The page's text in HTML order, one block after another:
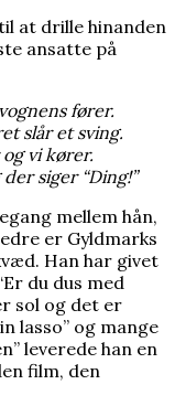
at drille hinanden
ansatte på
fører.
slår et sving.
vi kører.
siger “Ding!”
mellem hån,
er Gyldmarks
Han har givet
du dus med
sol og det er
lasso” og mange
leverede han en
film, den